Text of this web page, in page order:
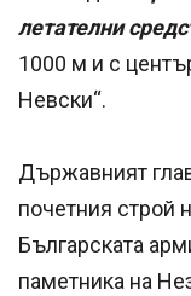
летателни
1000 м и с
Невски“.
Държавният
почетния строй
Българската
паметника на